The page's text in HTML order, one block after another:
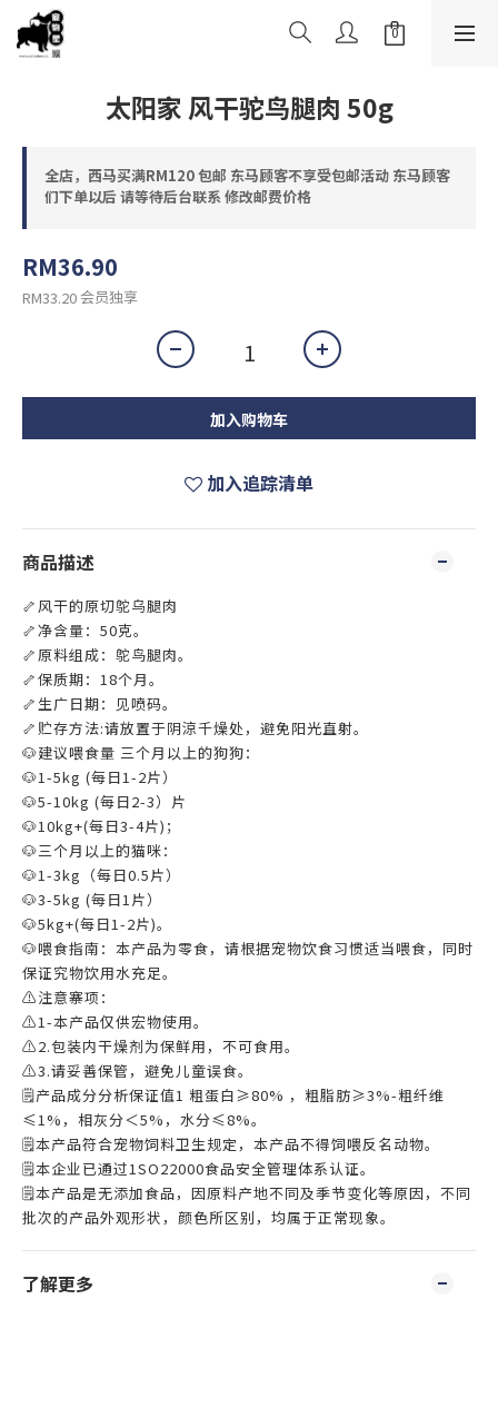
太阳家 风干驼鸟腿肉 50g
全店，西马买满RM120 包邮 东马顾客不享受包邮活动 东马顾客
们下单以后 请等待后台联系 修改邮费价格
RM36.90
RM33.20 会员独享
加入购物车
加入追踪清单
商品描述
🦴风干的原切鸵乌腿肉
🦴净含量：50克。
🦴原料组成：鸵鸟腿肉。
🦴保质期：18个月。
🦴生广日期：见喷码。
🦴贮存方法:请放置于阴涼千燥处，避免阳光直射。
🐶建议喂食量 三个月以上的狗狗：
🐶1-5kg (每日1-2片）
🐶5-10kg (每日2-3）片
🐶10kg+(每日3-4片)；
🐶三个月以上的猫咪：
🐶1-3kg（每日0.5片）
🐶3-5kg (每日1片）
🐶5kg+(每日1-2片)。
🐶喂食指南：本产品为零食，请根据宠物饮食习惯适当喂食，同时
保证究物饮用水充足。
⚠️注意寨项：
⚠️1-本产品仅供宏物使用。
⚠️2.包装内干燥剂为保鲜用，不可食用。
⚠️3.请妥善保管，避免儿童误食。
🗒️产品成分分析保证值1 粗蛋白≥80% ，粗脂肪≥3%-粗纤维
≤1%，相灰分＜5%，水分≤8%。
🗒️本产品符合宠物饲料卫生规定，本产品不得饲喂反名动物。
🗒️本企业已通过1SO22000食品安全管理体系认证。
🗒️本产品是无添加食品，因原料产地不同及季节变化等原因，不同
批次的产品外观形状，颜色所区别，均属于正常现象。
了解更多